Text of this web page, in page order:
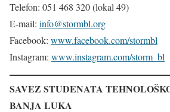
Telefon: 051 468 320 (lokal 49)
E-mail: info@stormbl.org
Facebook: www.facebook.com/stormbl
Instagram: www.instagram.com/storm_bl
SAVEZ STUDENATA
BANJA LUKA